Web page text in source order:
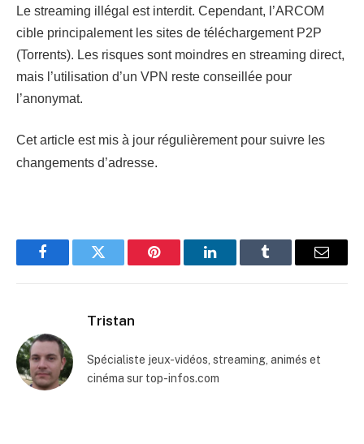
Le streaming illégal est interdit. Cependant, l’ARCOM
cible principalement les sites de téléchargement P2P
(Torrents). Les risques sont moindres en streaming direct,
mais l’utilisation d’un VPN reste conseillée pour
l’anonymat.
Cet article est mis à jour régulièrement pour suivre les
changements d’adresse.
FacebookTwitter Pinterest LinkedInTumblr Email
Tristan
Spécialiste jeux-vidéos, streaming, animés et
cinéma sur top-infos.com